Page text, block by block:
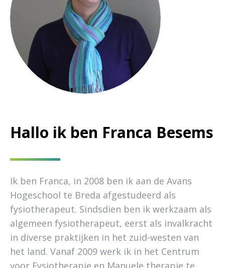
Hallo ik ben Franca Besems
Ik ben Franca, in 2008 ben ik aan de Avans
Hogeschool te Breda afgestudeerd als
fysiotherapeut. Sindsdien ben ik werkzaam als
algemeen fysiotherapeut, eerst als invalkracht
in diverse praktijken in het zuid-westen van
het land. Vanaf 2009 werk ik in het Centrum
voor Fysiotherapie en Manuele therapie te